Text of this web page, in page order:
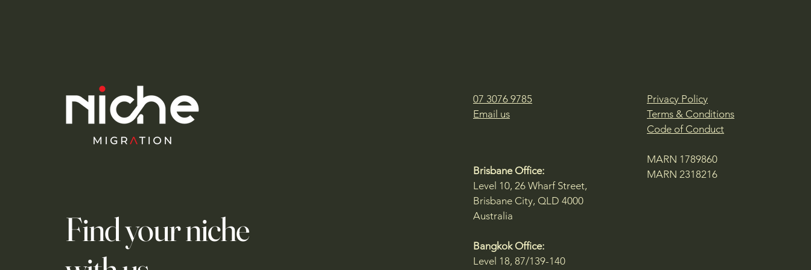
Find your niche
07 3076 9785
Email us
Brisbane Office:
Level 10, 26 Wharf Street,
Brisbane City, QLD 4000
Australia
Bangkok Office:
Level 18, 87/139-140
Privacy Policy
Terms & Conditions
Code of Conduct
MARN 1789860
MARN 2318216